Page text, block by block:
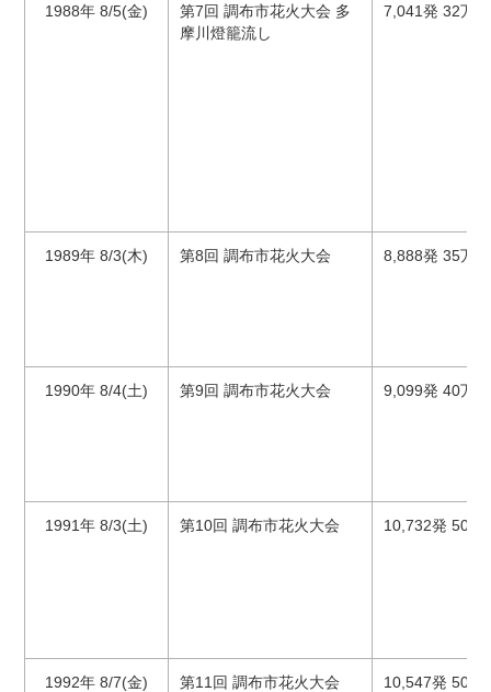
1988年 8/5(金)
第7回 調布市花火大会 多
摩川燈籠流し
7,041発 32万人
1989年 8/3(木) 第8回 調布市花火大会 8,888発 35万人
1990年 8/4(土) 第9回 調布市花火大会 9,099発 40万人
1991年 8/3(土) 第10回 調布市花火大会 10,732発 50万
1992年 8/7(金) 第11回 調布市花火大会 10,547発 50万